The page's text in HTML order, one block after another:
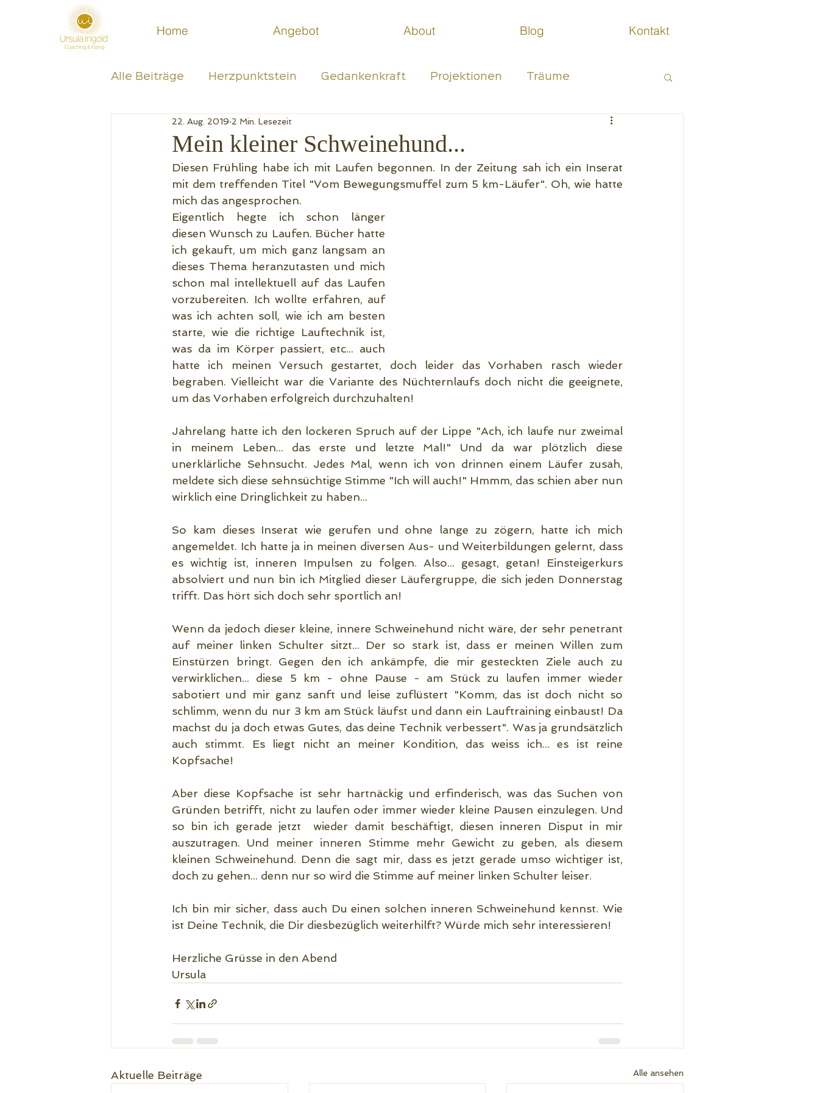
Home Angebot About Blog Kontakt
Alle Beiträge Herzpunktstein Gedankenkraft Projektionen Träume
Zufriedenheit Bewusstseinsarbeit Innere Arbeit
Mein kleiner Schweinehund...
22. Aug. 2019 2 Min. Lesezeit
Diesen Frühling habe ich mit Laufen begonnen. In der Zeitung sah ich ein Inserat
mit dem treffenden Titel "Vom Bewegungsmuffel zum 5 km-Läufer". Oh, wie hatte
mich das angesprochen.
Eigentlich hegte ich schon länger
diesen Wunsch zu Laufen. Bücher hatte
ich gekauft, um mich ganz langsam an
dieses Thema heranzutasten und mich
schon mal intellektuell auf das Laufen
vorzubereiten. Ich wollte erfahren, auf
was ich achten soll, wie ich am besten
starte, wie die richtige Lauftechnik ist,
was da im Körper passiert, etc... auch
hatte ich meinen Versuch gestartet, doch leider das Vorhaben rasch wieder
begraben. Vielleicht war die Variante des Nüchternlaufs doch nicht die geeignete,
um das Vorhaben erfolgreich durchzuhalten!
Jahrelang hatte ich den lockeren Spruch auf der Lippe "Ach, ich laufe nur zweimal
in meinem Leben... das erste und letzte Mal!" Und da war plötzlich diese
unerklärliche Sehnsucht. Jedes Mal, wenn ich von drinnen einem Läufer zusah,
meldete sich diese sehnsüchtige Stimme "Ich will auch!" Hmmm, das schien aber nun
wirklich eine Dringlichkeit zu haben...
So kam dieses Inserat wie gerufen und ohne lange zu zögern, hatte ich mich
angemeldet. Ich hatte ja in meinen diversen Aus- und Weiterbildungen gelernt, dass
es wichtig ist, inneren Impulsen zu folgen. Also... gesagt, getan! Einsteigerkurs
absolviert und nun bin ich Mitglied dieser Läufergruppe, die sich jeden Donnerstag
trifft. Das hört sich doch sehr sportlich an!
Wenn da jedoch dieser kleine, innere Schweinehund nicht wäre, der sehr penetrant
auf meiner linken Schulter sitzt... Der so stark ist, dass er meinen Willen zum
Einstürzen bringt. Gegen den ich ankämpfe, die mir gesteckten Ziele auch zu
verwirklichen... diese 5 km - ohne Pause - am Stück zu laufen immer wieder
sabotiert und mir ganz sanft und leise zuflüstert "Komm, das ist doch nicht so
schlimm, wenn du nur 3 km am Stück läufst und dann ein Lauftraining einbaust! Da
machst du ja doch etwas Gutes, das deine Technik verbessert". Was ja grundsätzlich
auch stimmt. Es liegt nicht an meiner Kondition, das weiss ich... es ist reine
Kopfsache!
Aber diese Kopfsache ist sehr hartnäckig und erfinderisch, was das Suchen von
Gründen betrifft, nicht zu laufen oder immer wieder kleine Pausen einzulegen. Und
so bin ich gerade jetzt  wieder damit beschäftigt, diesen inneren Disput in mir
auszutragen. Und meiner inneren Stimme mehr Gewicht zu geben, als diesem
kleinen Schweinehund. Denn die sagt mir, dass es jetzt gerade umso wichtiger ist,
doch zu gehen... denn nur so wird die Stimme auf meiner linken Schulter leiser.
Ich bin mir sicher, dass auch Du einen solchen inneren Schweinehund kennst. Wie
ist Deine Technik, die Dir diesbezüglich weiterhilft? Würde mich sehr interessieren!
Herzliche Grüsse in den Abend
Ursula
Aktuelle Beiträge Alle ansehen